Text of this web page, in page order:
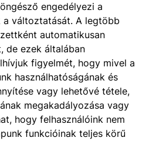
oldal nem található.
engedélyezi a
változtatását. A legtöbb
automatikusan
de ezek általában
figyelmét, hogy mivel a
használhatóságának és
vagy lehetővé tétele,
megakadályozása vagy
hogy felhasználóink nem
funkcióinak teljes körű